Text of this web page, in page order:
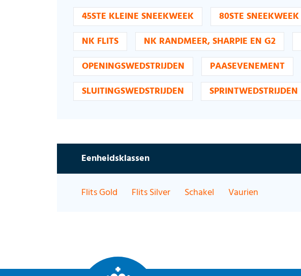
45STE KLEINE SNEEKWEEK 80STE SNEEKWEEK
NK FLITS
NK RANDMEER, SHARPIE EN G2
OPENINGSWEDSTRIJDEN
PAASEVENEMENT
SLUITINGSWEDSTRIJDEN
SPRINTWEDSTRIJDEN
Eenheidsklassen
Flits Gold Flits Silver Schakel Vaurien